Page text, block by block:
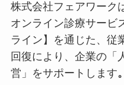
株式会社フェアワーク
オンライン診療サービ
ライン】を通じた、従
回復により、企業の「
営」をサポートします。